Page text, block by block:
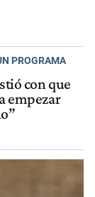
PROGRAMA
con que
empezar